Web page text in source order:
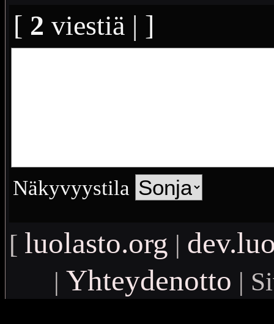
[ 2 viestiä | ]
Näkyvyystila
[ luolasto.org |
| Yhteydenotto |